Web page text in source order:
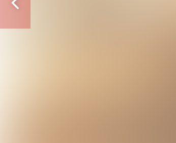
Vorige
pagina